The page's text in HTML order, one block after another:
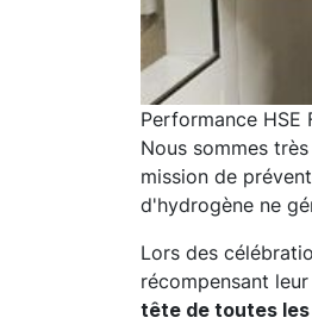
Performance HSE
Nous sommes
mission de
d'hydrogène ne
Lors des
récompensant
tête de toutes